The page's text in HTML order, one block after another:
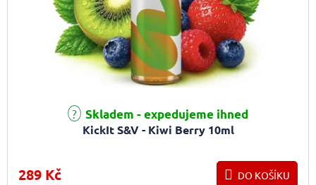
KickIt S&V - Kiwi Berry 10ml
Skladem - expedujeme ihned
289 Kč DO KOŠÍKU